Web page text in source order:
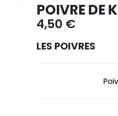
POIVRE DE
4,50 €
LES POIVRES